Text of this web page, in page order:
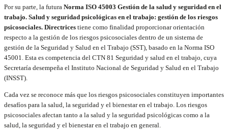
Por su parte, la futura Norma ISO 45003 Gestión de la salud y seguridad en el
trabajo. Salud y seguridad psicológicas en el trabajo: gestión de los riesgos
psicosociales. Directrices tiene como finalidad proporcionar orientación
respecto a la gestión de los riesgos psicosociales dentro de un sistema de
gestión de la Seguridad y Salud en el Trabajo (SST), basado en la Norma ISO
45001. Esta es competencia del CTN 81 Seguridad y salud en el trabajo, cuya
Secretaría desempeña el Instituto Nacional de Seguridad y Salud en el Trabajo
(INSST).
Cada vez se reconoce más que los riesgos psicosociales constituyen importantes
desafíos para la salud, la seguridad y el bienestar en el trabajo. Los riesgos
psicosociales afectan tanto a la salud y la seguridad psicológicas como a la
salud, la seguridad y el bienestar en el trabajo en general.